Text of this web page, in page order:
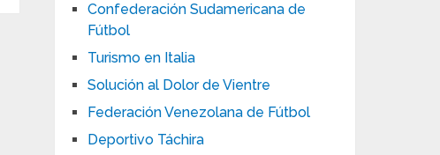
Confederación Sudamericana de
Fútbol
Turismo en Italia
Solución al Dolor de Vientre
Federación Venezolana de Fútbol
Deportivo Táchira